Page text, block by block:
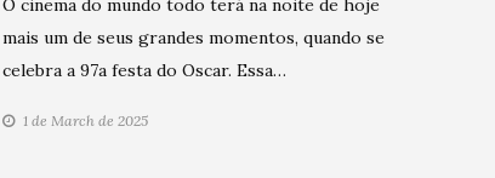
O cinema do mundo todo terá na noite de hoje
mais um de seus grandes momentos, quando se
celebra a 97a festa do Oscar. Essa…
1 de March de 2025